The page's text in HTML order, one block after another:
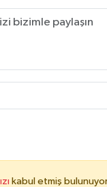
kabul etmiş